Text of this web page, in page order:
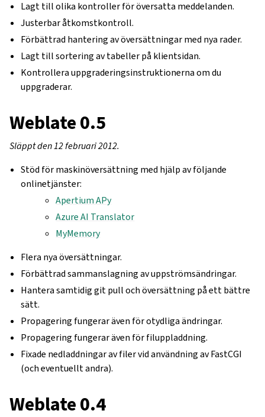
Lagt till olika kontroller för översatta meddelanden.
Justerbar åtkomstkontroll.
Förbättrad hantering av översättningar med nya rader.
Lagt till sortering av tabeller på klientsidan.
Kontrollera uppgraderingsinstruktionerna om du
uppgraderar.
Weblate 0.5
Släppt den 12 februari 2012.
Stöd för maskinöversättning med hjälp av följande
onlinetjänster:
Apertium APy
Azure AI Translator
MyMemory
Flera nya översättningar.
Förbättrad sammanslagning av uppströmsändringar.
Hantera samtidig git pull och översättning på ett bättre
sätt.
Propagering fungerar även för otydliga ändringar.
Propagering fungerar även för filuppladdning.
Fixade nedladdningar av filer vid användning av FastCGI
(och eventuellt andra).
Weblate 0.4